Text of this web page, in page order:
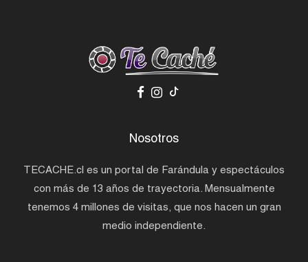
Nosotros
TECACHE.cl es un portal de Farándula y espectáculos
con más de 13 años de trayectoria. Mensualmente
tenemos 4 millones de visitas, que nos hacen un gran
medio independiente.